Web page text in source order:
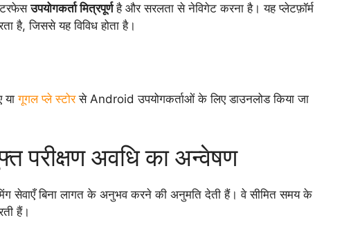
उपयोगकर्ता मित्रपूर्णहै और सरलता से नेविगेट करना है। यह प्लेटफ़ॉर्म
है, जिससे यह विविध होता है।
यागूगल प्ले स्टोरसे Android उपयोगकर्ताओं के लिए डाउनलोड किया जा
परीक्षण अवधि का अन्वेषण
सेवाएँ बिना लागत के अनुभव करने की अनुमति देती हैं। वे सीमित समय के
हैं।